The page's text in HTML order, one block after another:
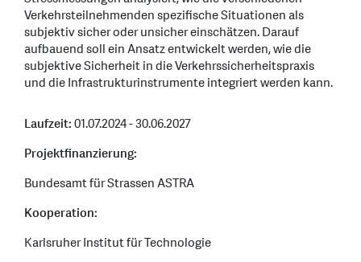
Verkehrsteilnehmenden spezifische Situationen als
subjektiv sicher oder unsicher einschätzen. Darauf
aufbauend soll ein Ansatz entwickelt werden, wie die
subjektive Sicherheit in die Verkehrssicherheitspraxis
und die Infrastrukturinstrumente integriert werden kann.
Laufzeit:01.07.2024 - 30.06.2027
Projektfinanzierung:
Bundesamt für Strassen ASTRA
Kooperation:
Karlsruher Institut für Technologie